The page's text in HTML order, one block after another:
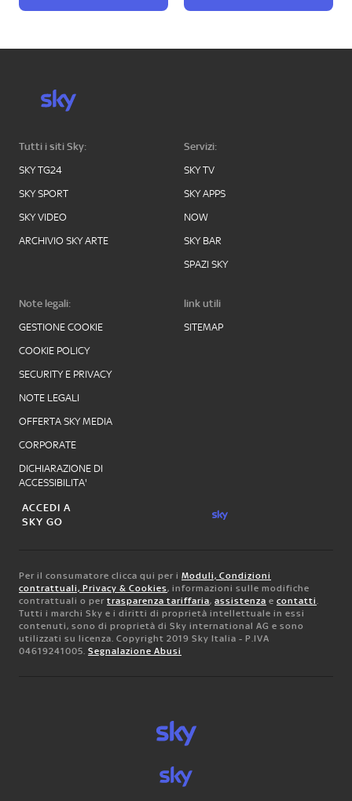
Tutti i siti Sky:
SKY TG24
SKY SPORT
SKY VIDEO
ARCHIVIO SKY ARTE
Servizi:
SKY TV
SKY APPS
NOW
SKY BAR
SPAZI SKY
Note legali:
GESTIONE COOKIE
COOKIE POLICY
SECURITY E PRIVACY
NOTE LEGALI
OFFERTA SKY MEDIA
CORPORATE
DICHIARAZIONE DI
ACCESSIBILITA'
link utili
SITEMAP
ACCEDI A
SKY GO
Per il consumatore clicca qui per i Moduli, Condizioni
contrattuali, Privacy & Cookies, informazioni sulle modifiche
contrattuali o per trasparenza tariffaria, assistenza e contatti.
Tutti i marchi Sky e i diritti di proprietà intellettuale in essi
contenuti, sono di proprietà di Sky international AG e sono
utilizzati su licenza. Copyright 2019 Sky Italia - P.IVA
04619241005. Segnalazione Abusi